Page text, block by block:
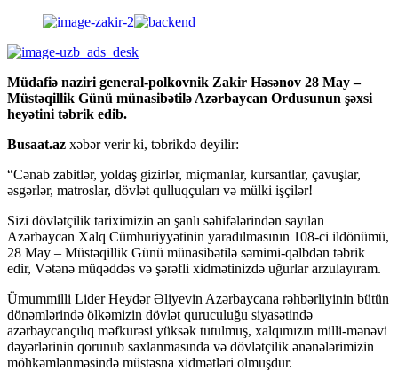
Müdafiə naziri general-polkovnik Zakir Həsənov 28 May –
Müstəqillik Günü münasibətilə Azərbaycan Ordusunun şəxsi
heyətini təbrik edib.
Busaat.az xəbər verir ki, təbrikdə deyilir:
“Cənab zabitlər, yoldaş gizirlər, miçmanlar, kursantlar, çavuşlar,
əsgərlər, matroslar, dövlət qulluqçuları və mülki işçilər!
Sizi dövlətçilik tariximizin ən şanlı səhifələrindən sayılan
Azərbaycan Xalq Cümhuriyyətinin yaradılmasının 108-ci ildönümü,
28 May – Müstəqillik Günü münasibətilə səmimi-qəlbdən təbrik
edir, Vətənə müqəddəs və şərəfli xidmətinizdə uğurlar arzulayıram.
Ümummilli Lider Heydər Əliyevin Azərbaycana rəhbərliyinin bütün
dönəmlərində ölkəmizin dövlət quruculuğu siyasətində
azərbaycançılıq məfkurəsi yüksək tutulmuş, xalqımızın milli-mənəvi
dəyərlərinin qorunub saxlanmasında və dövlətçilik ənənələrimizin
möhkəmlənməsində müstəsna xidmətləri olmuşdur.